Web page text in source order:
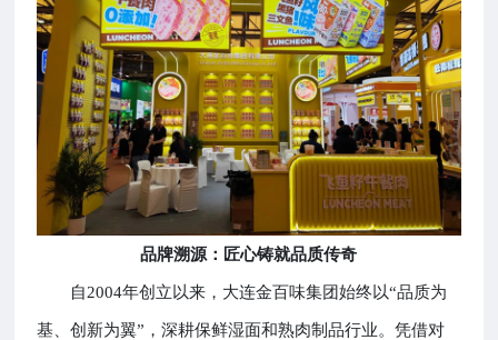
品牌溯源：匠心铸就品质传奇
自2004年创立以来，大连金百味集团始终以“品质为
基、创新为翼”，深耕保鲜湿面和熟肉制品行业。凭借对